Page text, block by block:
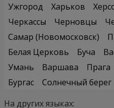
Ужгород
Харьков
Черкассы
Черновцы
Самар (Новомосковск)
Белая Церковь
Буча
Умань
Варшава Прага
Бургас
Солнечный берег
На других языках: